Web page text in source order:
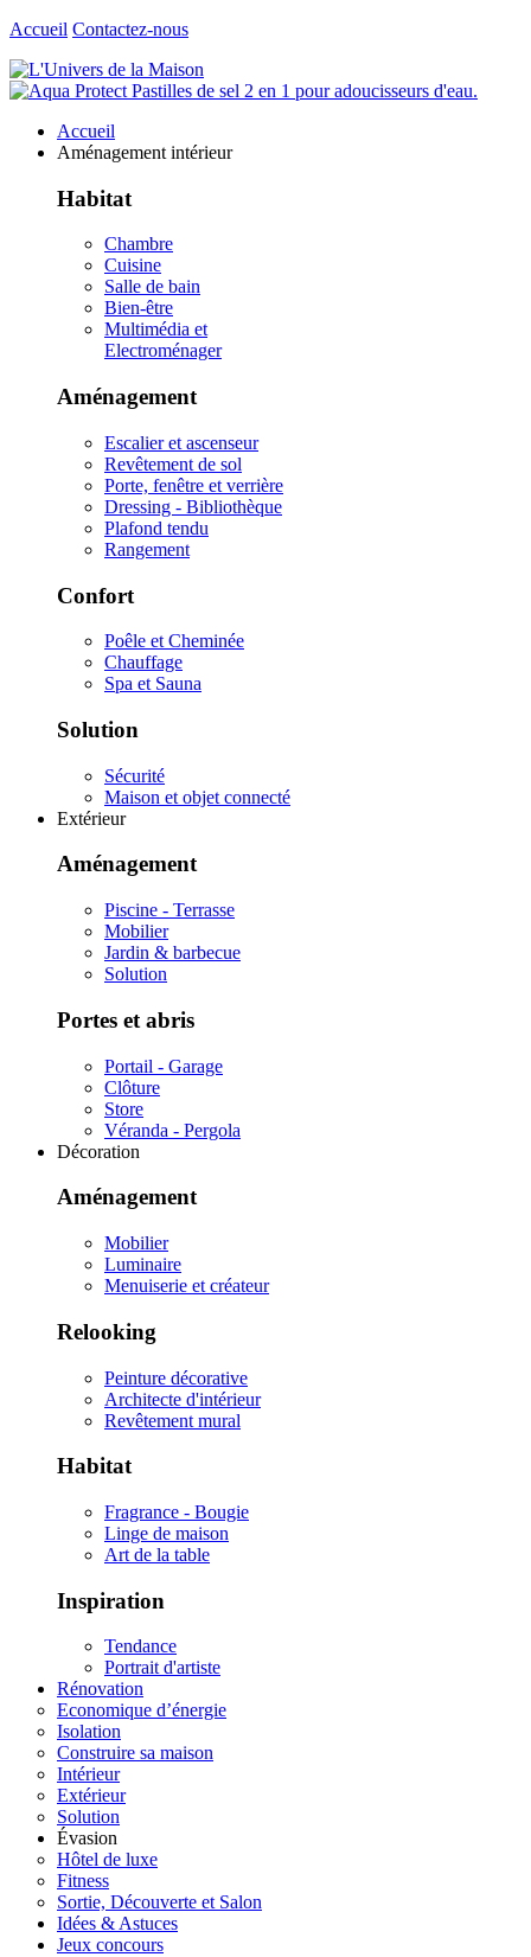
Accueil Contactez-nous
Accueil
Aménagement intérieur
Habitat
Chambre
Cuisine
Salle de bain
Bien-être
Multimédia et
Electroménager
Aménagement
Escalier et ascenseur
Revêtement de sol
Porte, fenêtre et verrière
Dressing - Bibliothèque
Plafond tendu
Rangement
Confort
Poêle et Cheminée
Chauffage
Spa et Sauna
Solution
Sécurité
Maison et objet connecté
Extérieur
Aménagement
Piscine - Terrasse
Mobilier
Jardin & barbecue
Solution
Portes et abris
Portail - Garage
Clôture
Store
Véranda - Pergola
Décoration
Aménagement
Mobilier
Luminaire
Menuiserie et créateur
Relooking
Peinture décorative
Architecte d'intérieur
Revêtement mural
Habitat
Fragrance - Bougie
Linge de maison
Art de la table
Inspiration
Tendance
Portrait d'artiste
Rénovation
Economique d’énergie
Isolation
Construire sa maison
Intérieur
Extérieur
Solution
Évasion
Hôtel de luxe
Fitness
Sortie, Découverte et Salon
Idées & Astuces
Jeux concours